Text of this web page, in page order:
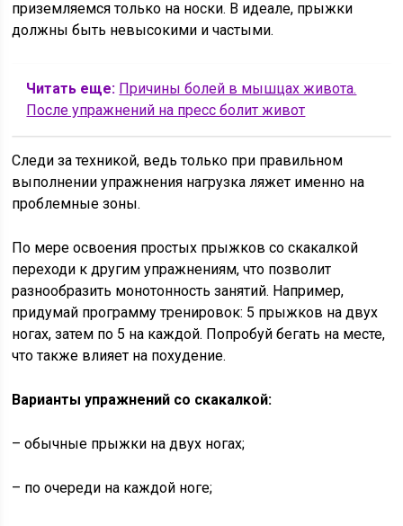
приземляемся только на носки. В идеале, прыжки
должны быть невысокими и частыми.
Читать еще: Причины болей в мышцах живота.
После упражнений на пресс болит живот
Следи за техникой, ведь только при правильном
выполнении упражнения нагрузка ляжет именно на
проблемные зоны.
По мере освоения простых прыжков со скакалкой
переходи к другим упражнениям, что позволит
разнообразить монотонность занятий. Например,
придумай программу тренировок: 5 прыжков на двух
ногах, затем по 5 на каждой. Попробуй бегать на месте,
что также влияет на похудение.
Варианты упражнений со скакалкой:
– обычные прыжки на двух ногах;
– по очереди на каждой ноге;